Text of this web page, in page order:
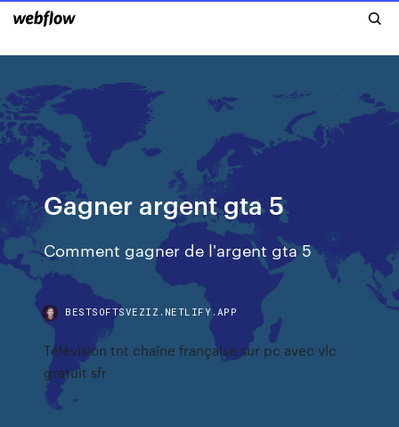
Gagner argent gta 5
Comment gagner de l'argent gta 5
BESTSOFTSVEZIZ.NETLIFY.APP
Télévision tnt chaîne française sur pc avec vlc
gratuit sfr